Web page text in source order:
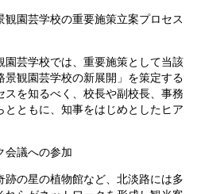
園芸学校の重要施策立案プロセス
芸学校では、重要施策として当該
観園芸学校の新展開」を策定する
スを知るべく、校長や副校長、事務
ともに、知事をはじめとしたヒア
議への参加
の星の植物館など、北淡路には多